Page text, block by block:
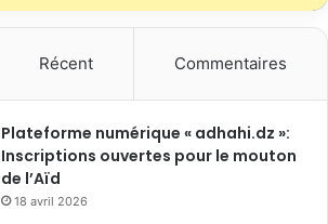
Récent Commentaires
Plateforme numérique « adhahi.dz »:
Inscriptions ouvertes pour le mouton
de l’Aïd
18 avril 2026